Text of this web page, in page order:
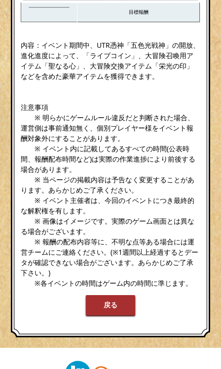
目標報酬
内容：イベント期間中、UTR憑神「五色光戦神」の開放、
進化進度によって、「ライブコイン」、大冒険召喚用ア
イテム「聖なる心」、大冒険交換アイテム「栄光の印」
などを含めた豪華アイテムを獲得できます。
注意事項
※ 明らかにゲームルール違反だと判断された場合、
運営側は事前通知無く、個別プレイヤー様をイベント報
酬対象外にすることがあります。
※ イベント内に記載してあるすべての時間(公表時
間、報酬配布時間など)は実際の作業進捗により前後する
場合があります。
※ 当ページの掲載内容は予告なく変更することがあ
ります。あらかじめご了承ください。
※ イベント主催者は、今回のイベントにつき最終的
な解釈権を有します。
※ 画像はイメージです。実際のゲーム画面とは異な
る場合がございます。
※ 報酬の配布内容等に、不明な点等ある場合には運
営チームにご連絡ください。(※1週間以上経過するとデー
タが確認できない場合がございます。あらかじめご了承
下さい。)
※各イベントの時間はゲーム内の時間に準じます。
戻る